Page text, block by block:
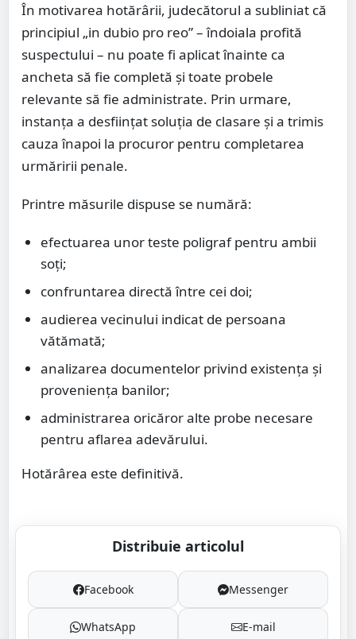
În motivarea hotărârii, judecătorul a subliniat că
principiul „in dubio pro reo” – îndoiala profită
suspectului – nu poate fi aplicat înainte ca
ancheta să fie completă și toate probele
relevante să fie administrate. Prin urmare,
instanța a desființat soluția de clasare și a trimis
cauza înapoi la procuror pentru completarea
urmăririi penale.
Printre măsurile dispuse se numără:
efectuarea unor teste poligraf pentru ambii
soți;
confruntarea directă între cei doi;
audierea vecinului indicat de persoana
vătămată;
analizarea documentelor privind existența și
proveniența banilor;
administrarea oricăror alte probe necesare
pentru aflarea adevărului.
Hotărârea este definitivă.
Distribuie articolul
Facebook Messenger
WhatsApp E-mail